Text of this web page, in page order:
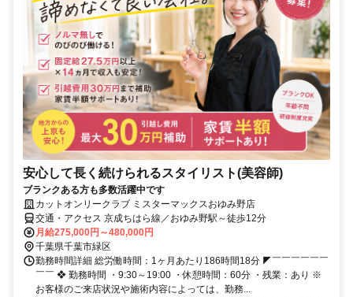
安心して長く続けられるスタイリスト(美容師)
ブランクある方も多数活躍中です
カットオンリークラブ ミスターマックスおゆみ野店
交通・アクセス 京成ちはら線／おゆみ野駅～徒歩12分
月給275,000円～480,000円
千葉県千葉市緑区
勤務時間詳細 総労働時間：1ヶ月あたり186時間18分 ◤￣￣￣￣￣￣
￣￣ ❖ 勤務時間 ・9:30～19:00 ・休憩時間：60分 ・残業：あり ※
お客様のご来店状況や施術内容によっては、勤務...